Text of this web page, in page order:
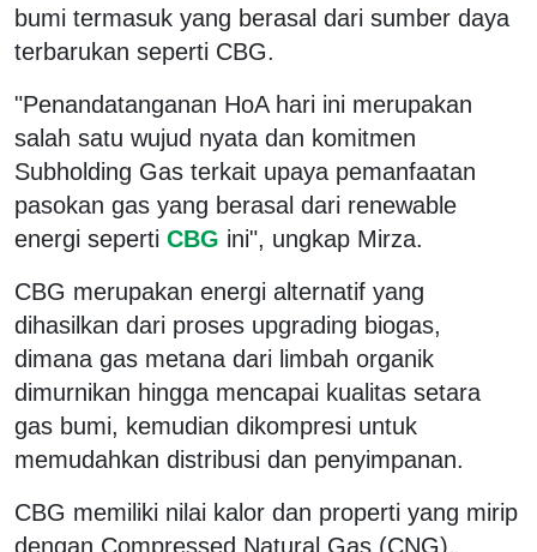
bumi termasuk yang berasal dari sumber daya
terbarukan seperti CBG.
"Penandatanganan HoA hari ini merupakan
salah satu wujud nyata dan komitmen
Subholding Gas terkait upaya pemanfaatan
pasokan gas yang berasal dari renewable
energi seperti CBG ini", ungkap Mirza.
CBG merupakan energi alternatif yang
dihasilkan dari proses upgrading biogas,
dimana gas metana dari limbah organik
dimurnikan hingga mencapai kualitas setara
gas bumi, kemudian dikompresi untuk
memudahkan distribusi dan penyimpanan.
CBG memiliki nilai kalor dan properti yang mirip
dengan Compressed Natural Gas (CNG),